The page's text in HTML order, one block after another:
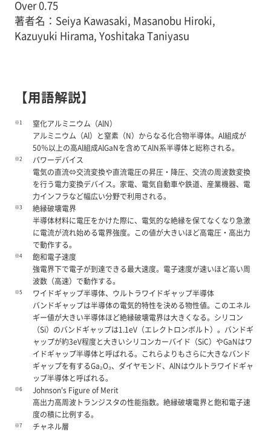
Over 0.75
著者名：Seiya Kawasaki, Masanobu Hiroki,
Kazuyuki Hirama, Yoshitaka Taniyasu
【用語解説】
※1
窒化アルミニウム（AlN）
アルミニウム（Al）と窒素（N）からなる化合物半導体。Al組成が
50％以上の高Al組成AlGaNを含めてAlN系半導体と総称される。
※2
パワーデバイス
電気の直流⇔交流変換や直流電圧の昇圧・降圧、交流の周波数変換
を行う電力変換デバイス。家電、電気自動車や鉄道、産業機器、電
力インフラなど幅広い分野で利用される。
※3
絶縁破壊電界
半導体材料に電圧をかけた際に、電気的な絶縁を保てなくなり急激
に電流が流れ始める電界強度。この値が大きいほど高電圧・高出力
で動作する。
※4
飽和電子速度
強電界下で電子が到達できる最大速度。電子速度が速いほど高い周
波数（高速）で動作する。
※5
ワイドギャップ半導体、ウルトラワイドギャップ半導体
バンドギャップは半導体の電気的特性を決める物性値。このエネル
ギー値が大きい半導体ほど絶縁破壊電界は大きくなる。シリコン
（Si）のバンドギャップは1.1eV（エレクトロンボルト）。バンドギ
ャップが約3eV程度と大きいシリコンカーバイド（SiC）やGaNはワ
イドギャップ半導体と呼ばれる。これらよりもさらに大きなバンド
ギャップを有するGa₂O₃、ダイヤモンド、AlNはウルトラワイドギャ
ップ半導体と呼ばれる。
※6
Johnson's Figure of Merit
高出力高周波トランジスタの性能指数。絶縁破壊電界と飽和電子速
度の積に比例する。
※7
チャネル層